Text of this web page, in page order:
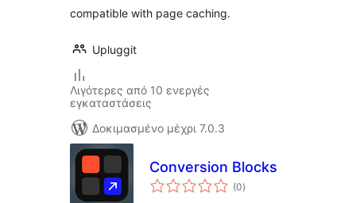
compatible with page caching.
Upluggit
Λιγότερες από 10 ενεργές
εγκαταστάσεις
Δοκιμασμένο μέχρι 7.0.3
Conversion Blocks
(0αξιολογήσεις
σύνολο
)